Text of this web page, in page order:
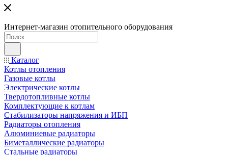
Интернет-магазин отопительного оборудования
Каталог
Котлы отопления
Газовые котлы
Электрические котлы
Твердотопливные котлы
Комплектующие к котлам
Стабилизаторы напряжения и ИБП
Радиаторы отопления
Алюминиевые радиаторы
Биметаллические радиаторы
Стальные радиаторы